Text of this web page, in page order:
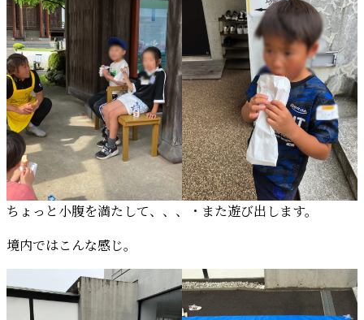
ちょっと小腹を満たして、、、・また遊び出します。
境内ではこんな感じ。